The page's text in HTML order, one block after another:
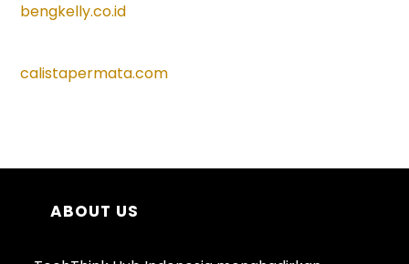
bengkelly.co.id
calistapermata.com
ABOUT US